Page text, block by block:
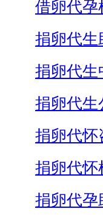
借卵代孕
捐卵代生
捐卵代生
捐卵代生
捐卵代怀
捐卵代怀
捐卵代孕